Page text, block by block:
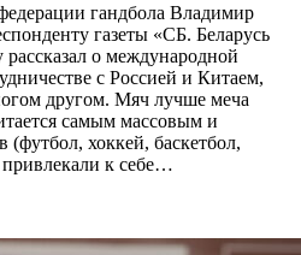
гандбола Владимир
газеты «СБ. Беларусь
о международной
с Россией и Китаем,
другом. Мяч лучше меча
самым массовым и
хоккей, баскетбол,
привлекали к себе…